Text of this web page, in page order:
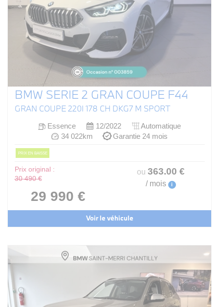
BMW SERIE 2 GRAN COUPE F44
GRAN COUPE 220I 178 CH DKG7 M SPORT
Essence 12/2022
Automatique
34 022km
Garantie 24 mois
PRIX EN BAISSE
Prix original :
30 490 €
29 990 €
ou 363.00 €
/ mois i
Voir le véhicule